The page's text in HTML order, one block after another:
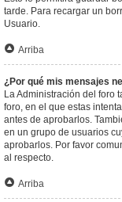
tarde. Para recargar un
Usuario.
Arriba
¿Por qué mis mensajes
La Administración del foro
foro, en el que estas
antes de aprobarlos.
en un grupo de usuarios
aprobarlos. Por favor
al respecto.
Arriba